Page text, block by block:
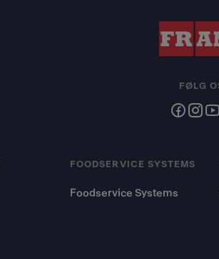
FOODSERVICE SYSTEMS
Foodservice Systems
FØLG